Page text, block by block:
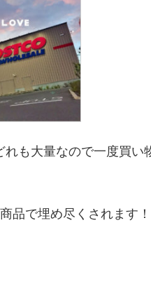
れも大量なので一度買い
品で埋め尽くされます！